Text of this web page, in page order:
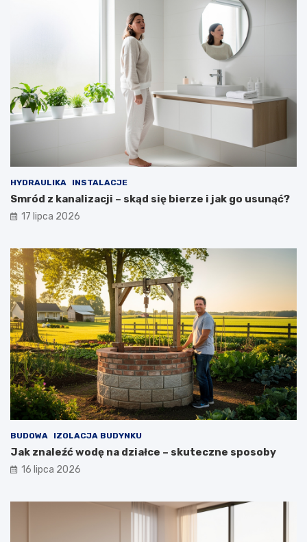
HYDRAULIKA INSTALACJE
Smród z kanalizacji – skąd się bierze i jak go usunąć?
17 lipca 2026
BUDOWA IZOLACJA BUDYNKU
Jak znaleźć wodę na działce – skuteczne sposoby
16 lipca 2026